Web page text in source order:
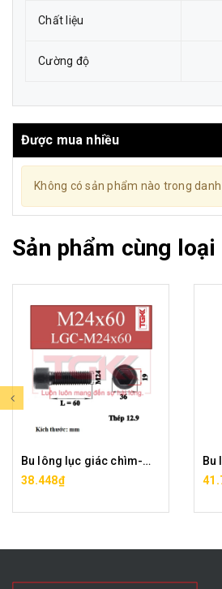
Chất liệu
Cường độ
Được mua nhiều
Không có sản phẩm nào trong
Sản phẩm cùng loại
Bu lông lục giác chìm-M24x60
38.448₫